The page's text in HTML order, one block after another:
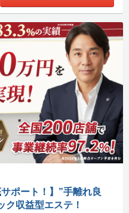
ポート！】”手離れ良
ク収益型エステ！